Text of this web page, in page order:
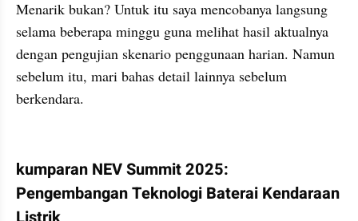
Menarik bukan? Untuk itu saya mencobanya langsung
selama beberapa minggu guna melihat hasil aktualnya
dengan pengujian skenario penggunaan harian. Namun
sebelum itu, mari bahas detail lainnya sebelum
berkendara.
kumparan NEV Summit 2025:
Pengembangan Teknologi Baterai Kendaraan